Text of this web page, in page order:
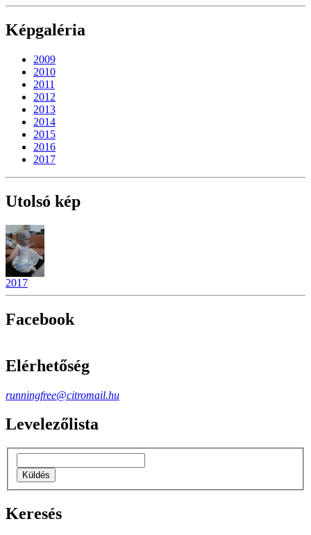
Képgaléria
2009
2010
2011
2012
2013
2014
2015
2016
2017
Utolsó kép
2017
Facebook
Elérhetőség
runningfree@citromail.hu
Levelezőlista
Keresés